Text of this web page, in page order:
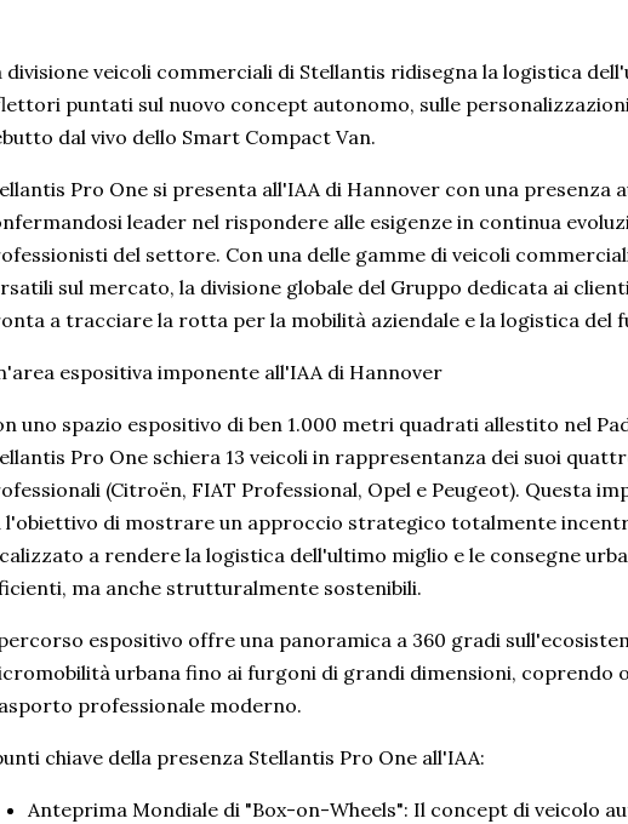
divisione veicoli commerciali di Stellantis ridisegna la logistica
puntati sul nuovo concept autonomo, sulle
dal vivo dello Smart Compact Van.
Pro One si presenta all'IAA di Hannover con una presenza
leader nel rispondere alle esigenze in continua
del settore. Con una delle gamme di veicoli
sul mercato, la divisione globale del Gruppo dedicata ai
a tracciare la rotta per la mobilità aziendale e la logistica del
espositiva imponente all'IAA di Hannover
uno spazio espositivo di ben 1.000 metri quadrati allestito nel
Pro One schiera 13 veicoli in rappresentanza dei suoi
(Citroën, FIAT Professional, Opel e Peugeot). Questa
l'obiettivo di mostrare un approccio strategico totalmente
a rendere la logistica dell'ultimo miglio e le consegne
ma anche strutturalmente sostenibili.
espositivo offre una panoramica a 360 gradi
urbana fino ai furgoni di grandi dimensioni, coprendo
professionale moderno.
chiave della presenza Stellantis Pro One all'IAA:
Anteprima Mondiale di "Box-on-Wheels": Il concept di veicolo